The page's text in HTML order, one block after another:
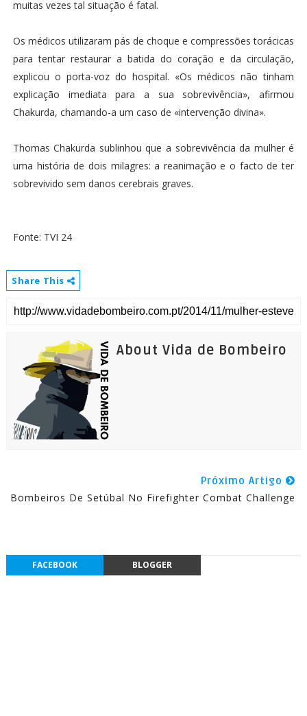
muitas vezes tal situação é fatal.
Os médicos utilizaram pás de choque e compressões torácicas
para tentar restaurar a batida do coração e da circulação,
explicou o porta-voz do hospital. «Os médicos não tinham
explicação imediata para a sua sobrevivência», afirmou
Chakurda, chamando-a um caso de «intervenção divina».
Thomas Chakurda sublinhou que a sobrevivência da mulher é
uma história de dois milagres: a reanimação e o facto de ter
sobrevivido sem danos cerebrais graves.
Fonte: TVI 24
Share This
About Vida de Bombeiro
Próximo Artigo
Bombeiros De Setúbal No Firefighter Combat Challenge
FACEBOOK BLOGGER